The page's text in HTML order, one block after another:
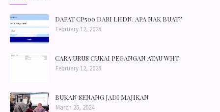
DAPAT CP500 DARI LHDN. APA NAK BUAT?
February 12, 2025
CARA URUS CUKAI PEGANGAN ATAU WHT
February 12, 2025
BUKAN SENANG JADI MAJIKAN
March 25, 2024